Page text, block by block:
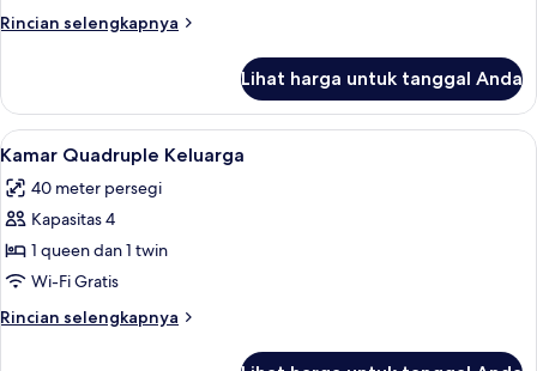
Rincian selengkapnya
Rincian
Suite
Junior
Lihat harga untuk tanggal Anda
Lihat
semua
foto
untuk
Kamar
Quadruple
Keluarga
Minibar, brankas, meja kerja, dan
4
Kamar Quadruple Keluarga
40 meter persegi
Kapasitas 4
1 queen dan 1 twin
Wi-Fi Gratis
Rincian selengkapnya
Rincian